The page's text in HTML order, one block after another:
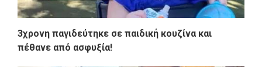
3χρονη παγιδεύτηκε σε παιδική κουζίνα και
πέθανε από ασφυξία!